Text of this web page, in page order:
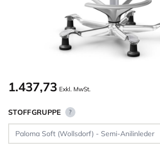
1.437,73 Exkl. MwSt.
STOFFGRUPPE ?